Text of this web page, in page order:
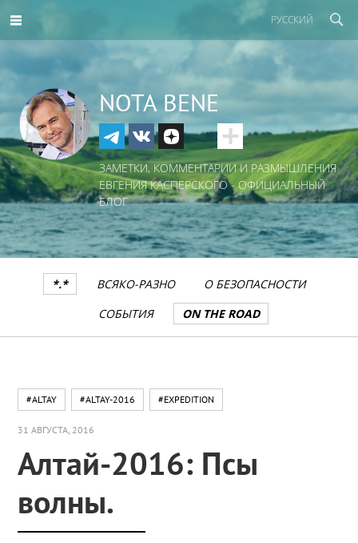
РУССКИЙ
NOTA BENE
ЗАМЕТКИ, КОММЕНТАРИИ И РАЗМЫШЛЕНИЯ
ЕВГЕНИЯ КАСПЕРСКОГО - ОФИЦИАЛЬНЫЙ
БЛОГ
*.* ВСЯКО-РАЗНО
О БЕЗОПАСНОСТИ
СОБЫТИЯ
ON THE ROAD
#ALTAY #ALTAY-2016 #EXPEDITION
31 АВГУСТА, 2016
Алтай-2016: Псы
волны.